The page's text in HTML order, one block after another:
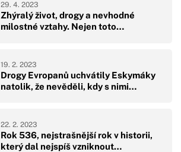
Zhýralý život, drogy a nevhodné
milostné vztahy. Nejen toto…
29. 4. 2023
Drogy Evropanů uchvátily Eskymáky
natolik, že nevěděli, kdy s nimi…
19. 2. 2023
Rok 536, nejstrašnější rok v historii,
který dal nejspíš vzniknout…
22. 2. 2023